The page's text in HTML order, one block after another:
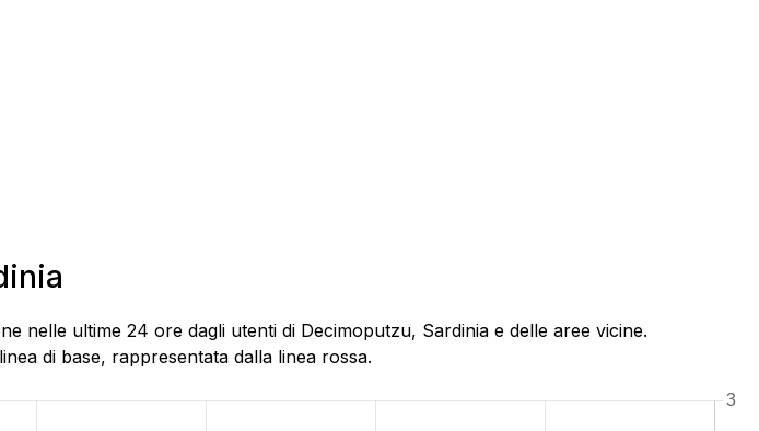
nelle ultime 24 ore dagli utenti di Decimoputzu, Sardinia e delle aree vicine.
di base, rappresentata dalla linea rossa.